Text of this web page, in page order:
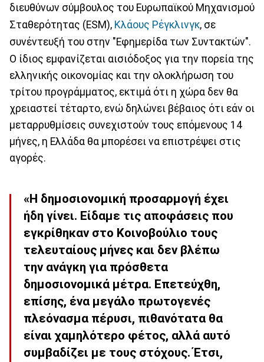
διευθύνων σύμβουλος του Ευρωπαϊκού Μηχανισμού
Σταθερότητας (ESM), Κλάους Ρέγκλινγκ, σε
συνέντευξή του στην "Εφημερίδα των Συντακτών".
Ο ίδιος εμφανίζεται αισιόδοξος για την πορεία της
ελληνικής οικονομίας και την ολοκλήρωση του
τρίτου προγράμματος, εκτιμά ότι η χώρα δεν θα
χρειαστεί τέταρτο, ενώ δηλώνει βέβαιος ότι εάν οι
μεταρρυθμίσεις συνεχιστούν τους επόμενους 14
μήνες, η Ελλάδα θα μπορέσει να επιστρέψει στις
αγορές.
«Η δημοσιονομική προσαρμογή έχει
ήδη γίνει. Είδαμε τις αποφάσεις που
εγκρίθηκαν στο Κοινοβούλιο τους
τελευταίους μήνες και δεν βλέπω
την ανάγκη για πρόσθετα
δημοσιονομικά μέτρα. Επετεύχθη,
επίσης, ένα μεγάλο πρωτογενές
πλεόνασμα πέρυσι, πιθανότατα θα
είναι χαμηλότερο φέτος, αλλά αυτό
συμβαδίζει με τους στόχους. Έτσι,